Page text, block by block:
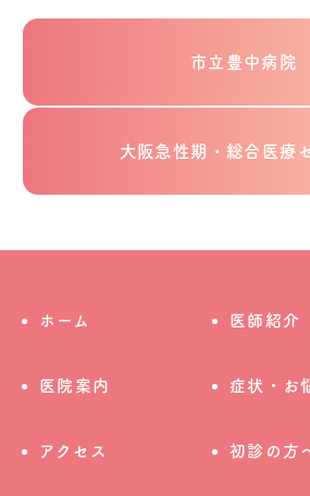
市立豊中病院
大阪急性期・総合医療
ホーム 医師紹介
医院案内 症状・お
アクセス 初診の方